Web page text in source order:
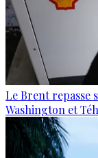
Le Brent repasse
Washington et